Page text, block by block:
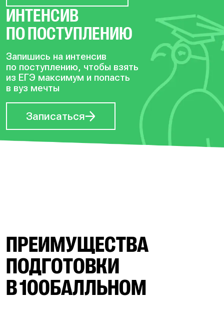
ИНТЕНСИВ
ПО ПОСТУПЛЕНИЮ
Запишись на интенсив
по поступлению, чтобы взять
из ЕГЭ максимум и попасть
в вуз мечты
Записаться
ПРЕИМУЩЕСТВА
ПОДГОТОВКИ
В 100БАЛЛЬНОМ